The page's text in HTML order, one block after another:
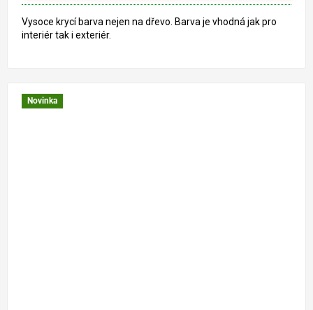
Vysoce krycí barva nejen na dřevo. Barva je vhodná jak pro
interiér tak i exteriér.
Novinka